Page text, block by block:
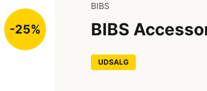
-25%
BIBS
BIBS
UDSALG